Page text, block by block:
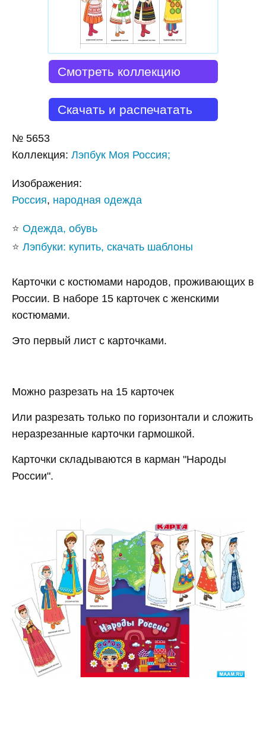
Смотреть коллекцию
Скачать и распечатать
№ 5653
Коллекция: Лэпбук Моя Россия;
Изображения:
Россия, народная одежда
⭐ Одежда, обувь
⭐ Лэпбуки: купить, скачать шаблоны
Карточки с костюмами народов, проживающих в
России. В наборе 15 карточек с женскими
костюмами.
Это первый лист с карточками.
Можно разрезать на 15 карточек
Или разрезать только по горизонтали и сложить
неразрезанные карточки гармошкой.
Карточки складываются в карман "Народы
России".